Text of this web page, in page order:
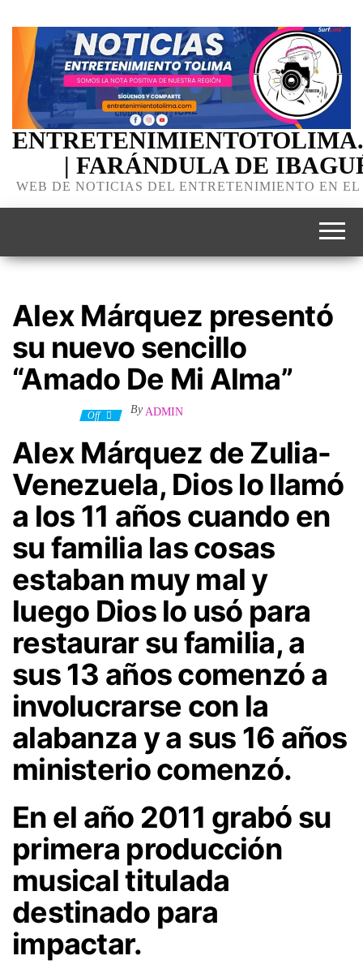
| FARÁNDULA DE
WEB DE NOTICIAS DEL ENTRETENIMIENTO EN
Alex Márquez presentó
su nuevo sencillo
“Amado De Mi Alma”
Off By ADMIN
Alex Márquez de Zulia-
Venezuela, Dios lo llamó
a los 11 años cuando en
su familia las cosas
estaban muy mal y
luego Dios lo usó para
restaurar su familia, a
sus 13 años comenzó a
involucrarse con la
alabanza y a sus 16 años
ministerio comenzó.
En el año 2011 grabó su
primera producción
musical titulada
destinado para
impactar.